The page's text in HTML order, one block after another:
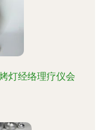
灯经络理疗仪会